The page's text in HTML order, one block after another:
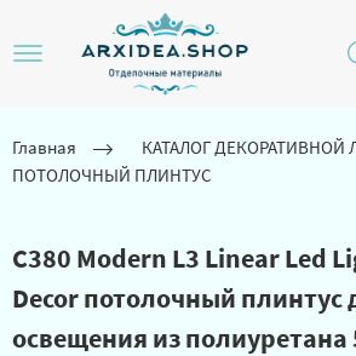
Главная
КАТАЛОГ
ПОТОЛОЧНЫЙ ПЛИНТУС
C380 Modern L3 Linear Led
Decor потолочный плинтус
освещения из